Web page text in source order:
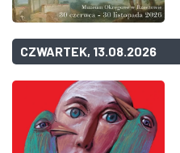
CZWARTEK, 13.08.2026